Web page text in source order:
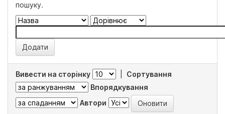
пошуку.
Вивести на сторінку
Сортування
Впорядкування
Автори